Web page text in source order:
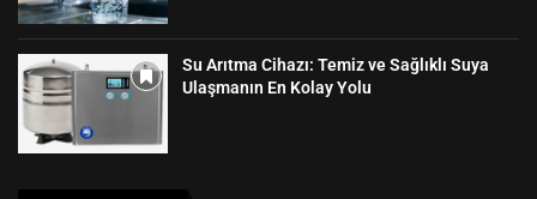
Su Arıtma Cihazı: Temiz ve Sağlıklı Suya
Ulaşmanın En Kolay Yolu